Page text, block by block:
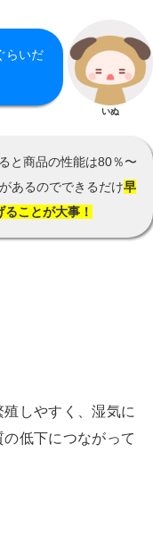
らいだ
いぬ
と商品の性能は80％〜
あるのでできるだけ早
ることが大事！
しやすく、湿気に
低下につながって